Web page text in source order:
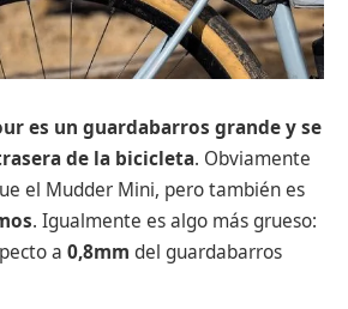
es un guardabarros grande y se
de la bicicleta. Obviamente
el Mudder Mini, pero también es
. Igualmente es algo más grueso:
a 0,8mm del guardabarros